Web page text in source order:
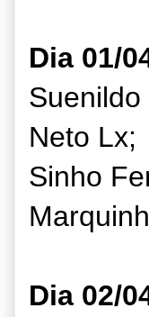
Dia 01/
Suenildo
Neto Lx;
Sinho
Dia 02/